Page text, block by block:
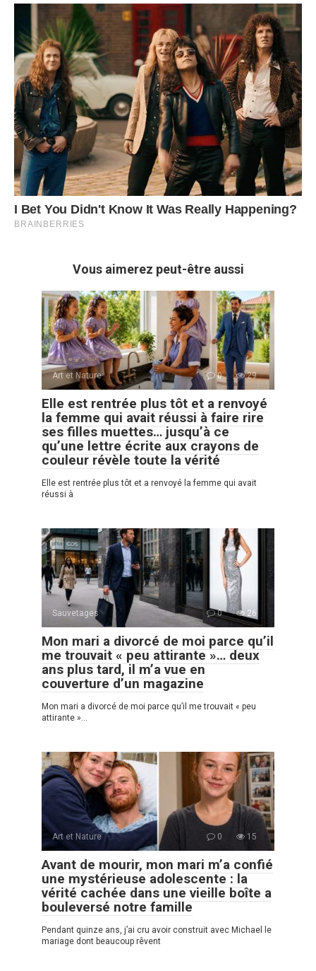
Vous aimerez peut-être aussi
Art et Nature 0 29
Elle est rentrée plus tôt et a renvoyé
la femme qui avait réussi à faire rire
ses filles muettes… jusqu’à ce
qu’une lettre écrite aux crayons de
couleur révèle toute la vérité
Elle est rentrée plus tôt et a renvoyé la femme qui avait
réussi à
Sauvetages 0 26
Mon mari a divorcé de moi parce qu’il
me trouvait « peu attirante »… deux
ans plus tard, il m’a vue en
couverture d’un magazine
Mon mari a divorcé de moi parce qu’il me trouvait « peu
attirante »…
Art et Nature 0 15
Avant de mourir, mon mari m’a confié
une mystérieuse adolescente : la
vérité cachée dans une vieille boîte a
bouleversé notre famille
Pendant quinze ans, j’ai cru avoir construit avec Michael le
mariage dont beaucoup rêvent